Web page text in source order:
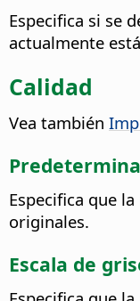
Especifica si se
actualmente
Calidad
Vea también
Especifica que
originales.
Escala de